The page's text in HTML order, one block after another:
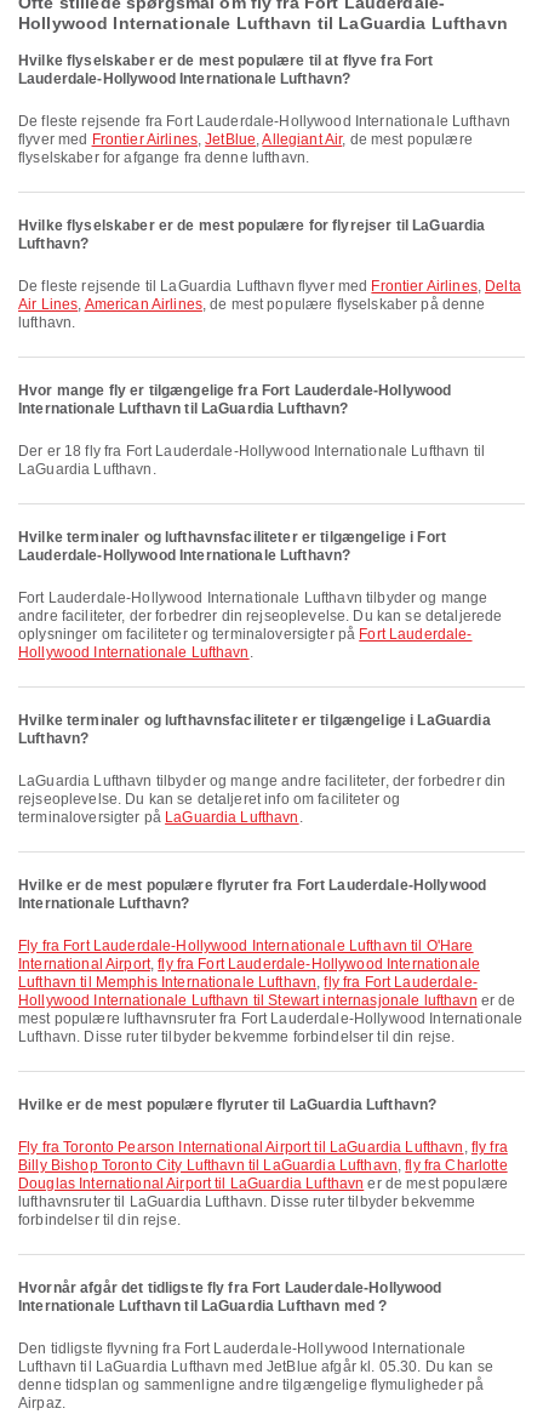
Hollywood Internationale Lufthavn til LaGuardia Lufthavn
Hvilke flyselskaber er de mest populære til at flyve fra Fort
Lauderdale-Hollywood Internationale Lufthavn?
De fleste rejsende fra Fort Lauderdale-Hollywood Internationale Lufthavn
flyver med Frontier Airlines,JetBlue,Allegiant Air, de mest populære
flyselskaber for afgange fra denne lufthavn.
Hvilke flyselskaber er de mest populære for flyrejser til LaGuardia
Lufthavn?
De fleste rejsende til LaGuardia Lufthavn flyver med Frontier Airlines, Delta
Air Lines, American Airlines, de mest populære flyselskaber på denne
lufthavn.
Hvor mange fly er tilgængelige fra Fort Lauderdale-Hollywood
Internationale Lufthavn til LaGuardia Lufthavn?
Der er 18 fly fra Fort Lauderdale-Hollywood Internationale Lufthavn til
LaGuardia Lufthavn.
Hvilke terminaler og lufthavnsfaciliteter er tilgængelige i Fort
Lauderdale-Hollywood Internationale Lufthavn?
Fort Lauderdale-Hollywood Internationale Lufthavn tilbyder og mange
andre faciliteter, der forbedrer din rejseoplevelse. Du kan se detaljerede
oplysninger om faciliteter og terminaloversigter på Fort Lauderdale-
Hollywood Internationale Lufthavn .
Hvilke terminaler og lufthavnsfaciliteter er tilgængelige i LaGuardia
Lufthavn?
LaGuardia Lufthavn tilbyder og mange andre faciliteter, der forbedrer din
rejseoplevelse. Du kan se detaljeret info om faciliteter og
terminaloversigter på LaGuardia Lufthavn .
Hvilke er de mest populære flyruter fra Fort Lauderdale-Hollywood
Internationale Lufthavn?
fly fra Fort Lauderdale-Hollywood Internationale Lufthavn til O'Hare
International Airport,fly fra Fort Lauderdale-Hollywood Internationale
Lufthavn til Memphis Internationale Lufthavn,fly fra Fort Lauderdale-
Hollywood Internationale Lufthavn til Stewart internasjonale lufthavn er de
mest populære lufthavnsruter fra Fort Lauderdale-Hollywood Internationale
Lufthavn. Disse ruter tilbyder bekvemme forbindelser til din rejse.
Hvilke er de mest populære flyruter til LaGuardia Lufthavn?
fly fra Toronto Pearson International Airport til LaGuardia Lufthavn , fly fra
Billy Bishop Toronto City Lufthavn til LaGuardia Lufthavn,fly fra Charlotte
Douglas International Airport til LaGuardia Lufthavn er de mest populære
lufthavnsruter til LaGuardia Lufthavn. Disse ruter tilbyder bekvemme
forbindelser til din rejse.
Hvornår afgår det tidligste fly fra Fort Lauderdale-Hollywood
Internationale Lufthavn til LaGuardia Lufthavn med ?
Den tidligste flyvning fra Fort Lauderdale-Hollywood Internationale
Lufthavn til LaGuardia Lufthavn med JetBlue afgår kl. 05.30. Du kan se
denne tidsplan og sammenligne andre tilgængelige flymuligheder på
Airpaz.